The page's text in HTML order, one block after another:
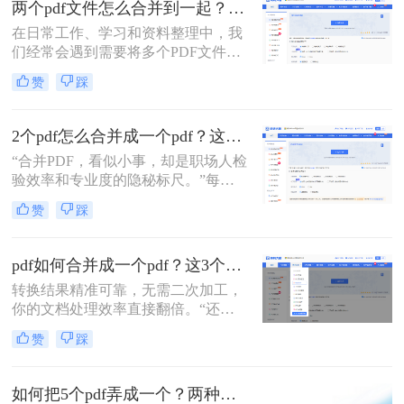
一个PDF文件里？” 两个pdf文件怎么合并到一起？一篇涵盖所有主流方法的终极指南！
在日常工作、学习和资料整理中，我
们经常会遇到需要将多个PDF文件合
并为一个的情况。无论是整合多个章
节的电子书、汇总一份报告的各个部
PDF文档，掌握高效、可靠的PDF合
并技能至关重要。市面上有许多工具
可以实现这一功能，但各有优劣。那
么两个pdf文件怎么合并到一起呢？本
文将为您详细介绍四种主流且有效的
方法，从在线工具的便捷到专业软件
求。
赞 踩
2个pdf怎么合并成一个pdf？这3个方法让你效率翻倍，安全省心！
“合并PDF，看似小事，却是职场人检
验效率和专业度的隐秘标尺。”每到
月底汇总报告、项目结案需整合多方
资料，或是自媒体朋友整理拍摄脚本
PDF文档感到头疼？手动复制粘贴？
格式全乱。
赞 踩
pdf如何合并成一个pdf？这3个免费高效方法，职场人必须掌握！
转换结果精准可靠，无需二次加工，
你的文档处理效率直接翻倍。“还在
为合并几十个PDF报告而头疼？你浪
费在重复操作上的时间，够你学一个
评领域深耕多年的小编，我见过太多
赞 踩
如何把5个pdf弄成一个？两种实用方法详解分享！